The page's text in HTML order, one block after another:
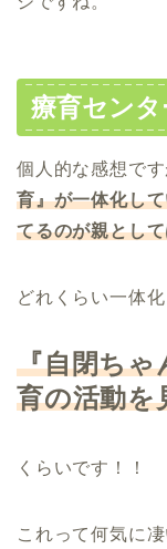
療育セン
個人的な感想です
育』が一体化し
てるのが親とし
どれくらい一体
『自閉ちゃ
育の活動を
くらいです！！
これって何気に